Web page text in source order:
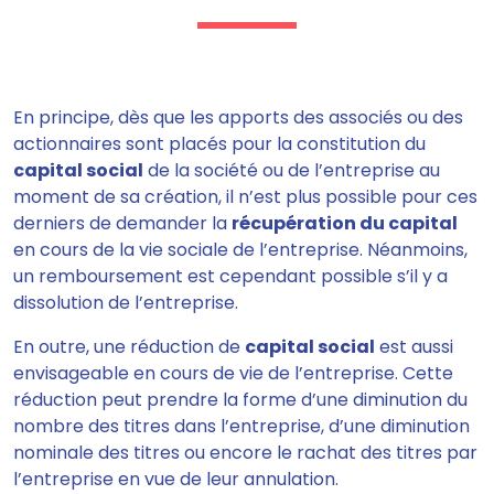
En principe, dès que les apports des associés ou des
actionnaires sont placés pour la constitution du
capital social de la société ou de l’entreprise au
moment de sa création, il n’est plus possible pour ces
derniers de demander la récupération du capital
en cours de la vie sociale de l’entreprise. Néanmoins,
un remboursement est cependant possible s’il y a
dissolution de l’entreprise.
En outre, une réduction de capital social est aussi
envisageable en cours de vie de l’entreprise. Cette
réduction peut prendre la forme d’une diminution du
nombre des titres dans l’entreprise, d’une diminution
nominale des titres ou encore le rachat des titres par
l’entreprise en vue de leur annulation.